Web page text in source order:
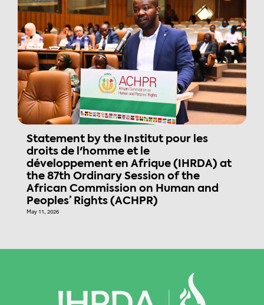
Statement by the Institut pour les
droits de l'homme et le
développement en Afrique (IHRDA) at
the 87th Ordinary Session of the
African Commission on Human and
Peoples’ Rights (ACHPR)
May 11, 2026